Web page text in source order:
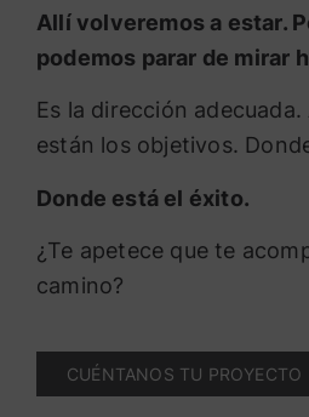
Allí volveremos a estar.
podemos parar de mirar
Es la dirección
están los objetivos.
Donde está el éxito.
¿Te apetece que te
camino?
CUÉNTANOS TU PROYECTO